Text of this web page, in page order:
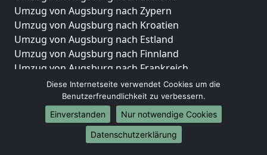
Umzug von Augsburg nach Zypern
Umzug von Augsburg nach Kroatien
Umzug von Augsburg nach Estland
Umzug von Augsburg nach Finnland
Umzug von Augsburg nach Frankreich
Umzug von Augsburg nach Griechenland
Umzug von Augsburg nach Italien
Umzug von Augsburg nach Liechtenstein
Umzug von Augsburg nach Luxemburg
Umzug von Augsburg nach Niederlande
Diese Internetseite verwendet Cookies um die
Benutzerfreundlichkeit zu verbessern.
Einverstanden
Nur notwendige Cookies
Datenschutzerklärung